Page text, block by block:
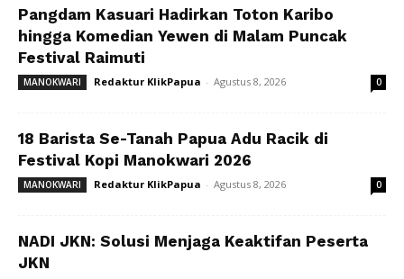
Pangdam Kasuari Hadirkan Toton Karibo
hingga Komedian Yewen di Malam Puncak
Festival Raimuti
MANOKWARI Redaktur KlikPapua - Agustus 8, 2026 0
18 Barista Se-Tanah Papua Adu Racik di
Festival Kopi Manokwari 2026
MANOKWARI Redaktur KlikPapua - Agustus 8, 2026 0
NADI JKN: Solusi Menjaga Keaktifan Peserta
JKN